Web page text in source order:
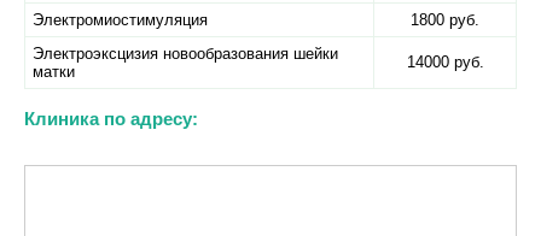
Электромиостимуляция
1800 руб.
Электроэксцизия новообразования шейки
матки
14000 руб.
Клиника по адресу: